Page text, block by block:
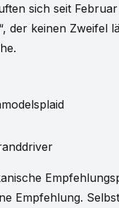
sich seit
der keinen Zweifel
Empfehlung.